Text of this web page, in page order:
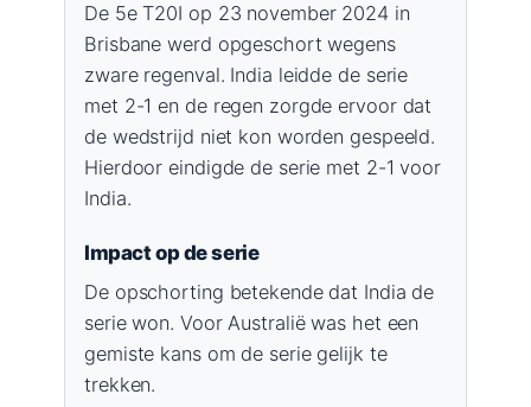
De 5e T20I op 23 november 2024 in
Brisbane werd opgeschort wegens
zware regenval. India leidde de serie
met 2-1 en de regen zorgde ervoor dat
de wedstrijd niet kon worden gespeeld.
Hierdoor eindigde de serie met 2-1 voor
India.
Impact op de serie
De opschorting betekende dat India de
serie won. Voor Australië was het een
gemiste kans om de serie gelijk te
trekken.